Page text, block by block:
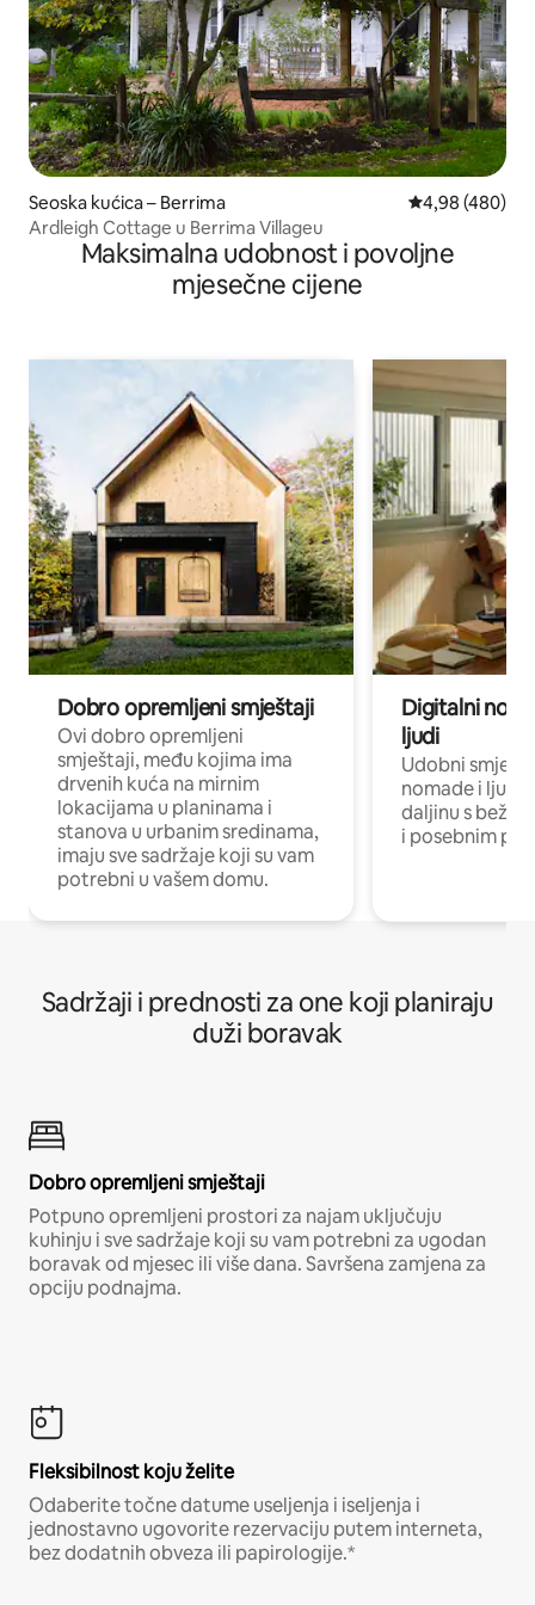
Seoska kućica – Berrima Prosječna
4,98 (480)
Ardleigh Cottage u Berrima Villageu
Maksimalna udobnost i povoljne
mjesečne cijene
Dobro opremljeni smještaji
Ovi dobro opremljeni
smještaji, među kojima ima
drvenih kuća na mirnim
lokacijama u planinama i
stanova u urbanim sredinama,
imaju sve sadržaje koji su vam
potrebni u vašem domu.
Digitalni
ljudi
Udobni
nomade i ljude
daljinu s
i posebnim
Sadržaji i prednosti za one koji planiraju
duži boravak
Dobro opremljeni smještaji
Potpuno opremljeni prostori za najam uključuju
kuhinju i sve sadržaje koji su vam potrebni za ugodan
boravak od mjesec ili više dana. Savršena zamjena za
opciju podnajma.
Fleksibilnost koju želite
Odaberite točne datume useljenja i iseljenja i
jednostavno ugovorite rezervaciju putem interneta,
bez dodatnih obveza ili papirologije.*